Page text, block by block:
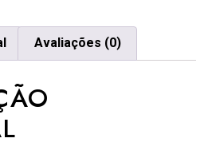
Avaliações (0)